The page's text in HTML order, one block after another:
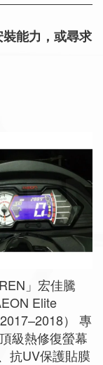
能力，或尋求
」宏佳騰
Elite
） 專
級熱修復螢幕
抗UV保護貼膜